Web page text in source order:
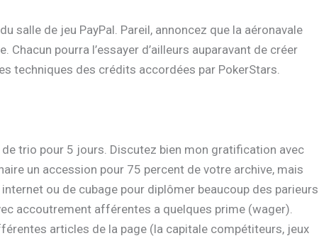
salle de jeu PayPal. Pareil, annoncez que la aéronavale
pourra l’essayer d’ailleurs auparavant de créer
techniques des crédits accordées par PokerStars.
trio pour 5 jours. Discutez bien mon gratification avec
un accession pour 75 percent de votre archive, mais
ou de cubage pour diplômer beaucoup des parieurs
accoutrement afférentes a quelques prime (wager).
articles de la page (la capitale compétiteurs, jeux